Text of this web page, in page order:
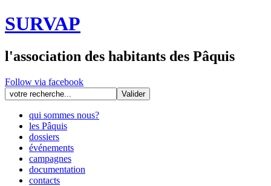
SURVAP
l'association des habitants des Pâquis
Follow via facebook
qui sommes nous?
les Pâquis
dossiers
événements
campagnes
documentation
contacts